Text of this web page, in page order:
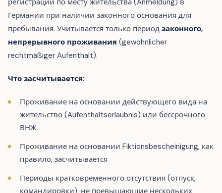
регистрации по месту жительства (Anmeldung) в
Германии при наличии законного основания для
пребывания. Учитывается только период законного,
непрерывного проживания (gewöhnlicher
rechtmäßiger Aufenthalt).
Что засчитывается:
Проживание на основании действующего вида на
жительство (Aufenthaltserlaubnis) или бессрочного
ВНЖ
Проживание на основании Fiktionsbescheinigung, как
правило, засчитывается
Периоды кратковременного отсутствия (отпуск,
командировки), не превышающие нескольких